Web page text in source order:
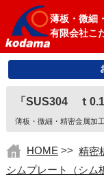
薄板・微細
有限会社こ
「SUS304 ｔ
薄板・微細・精密金属加
HOME >> 精密
シムプレート（シム